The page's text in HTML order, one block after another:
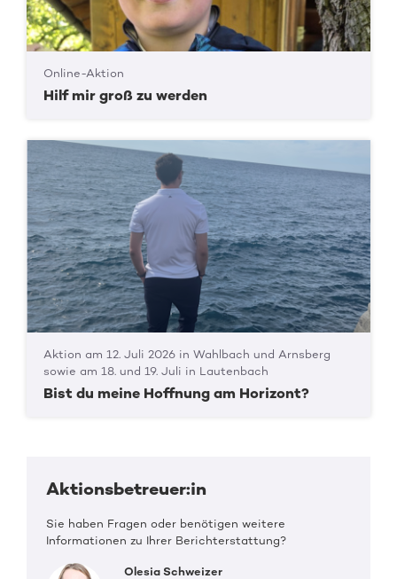
Online-Aktion
Hilf mir groß zu werden
Aktion am 12. Juli 2026 in Wahlbach und Arnsberg
sowie am 18. und 19. Juli in Lautenbach
Bist du meine Hoffnung am Horizont?
Aktionsbetreuer:in
Sie haben Fragen oder benötigen weitere
Informationen zu Ihrer Berichterstattung?
Olesia Schweizer